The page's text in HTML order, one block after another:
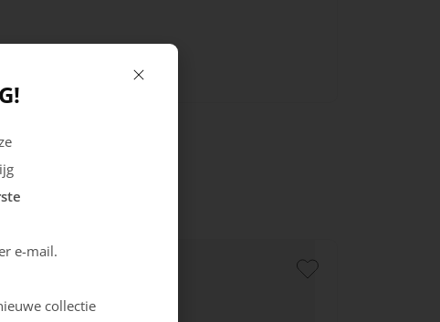
e-mail.
collectie